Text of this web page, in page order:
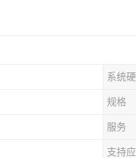
系统
规格
服务
支持